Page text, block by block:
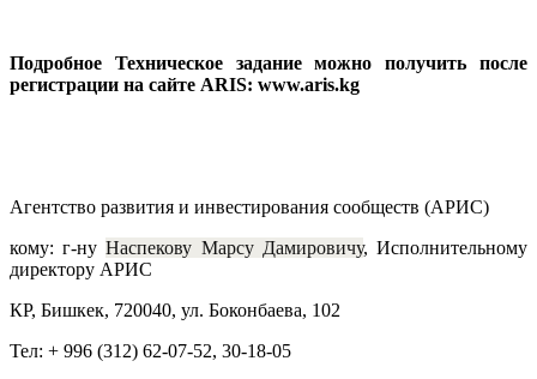
Подробное Техническое задание можно получить после
регистрации на сайте ARIS: www.aris.kg
Агентство развития и инвестирования сообществ (АРИС)
кому: г-нуНаспекову Марсу Дамировичу,Исполнительному
директору АРИС
КР, Бишкек, 720040, ул. Боконбаева, 102
Тел: + 996 (312) 62-07-52, 30-18-05